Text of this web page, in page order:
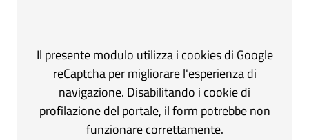
Il presente modulo utilizza i cookies di Google
reCaptcha per migliorare l'esperienza di
navigazione. Disabilitando i cookie di
profilazione del portale, il form potrebbe non
funzionare correttamente.